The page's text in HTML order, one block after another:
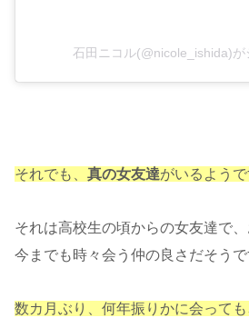
石田ニコル(@nicole_ishida)が
それでも、 真の女友達がいるようで
それは高校生の頃からの女友達で
今までも時々会う仲の良さだそうで
数カ月ぶり、何年振りかに会っても